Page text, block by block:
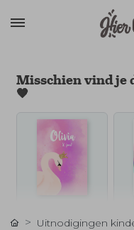
Misschien vind je
🧡
Uitnodigingen